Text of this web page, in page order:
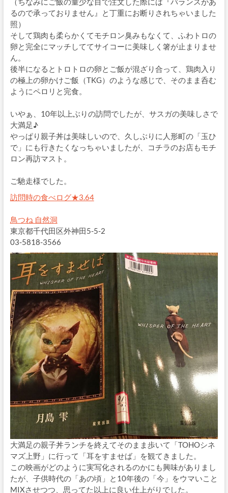
るので承っておりません』と丁重にお断りされちゃいました
照）
そして鶏肉も柔らかくてモチロン臭みもなくて、ふわトロの
卵と完全にマッチしててサイコーに美味しく箸が止まりませ
ん。
後半になるとトロトロの卵とご飯が混ざり合って、鶏肉入り
の極上の卵かけご飯（TKG）のような感じで、そのまま呑む
ようにペロリと完食。
いやぁ、10年以上ぶりの訪問でしたが、サスガの美味しさで
大満足♪
やっぱり親子丼は美味しいので、久しぶりに人形町の「玉ひ
で」にも行きたくなっちゃいましたが、コチラのお店もモチ
ロン再訪マスト。
ご馳走様でした。
訪問時の食べログ★3.64
鳥つね 自然洞
東京都千代田区外神田5-5-2
03-5818-3566
大満足の親子丼ランチを終えてそのまま歩いて「TOHOシネ
マズ上野」に行って「耳をすませば」を観てきました。
この映画がどのように実写化されるのかにも興味がありまし
たが、子供時代の「あの頃」と10年後の「今」をウマいこと
MIXさせつつ、思ってた以上に良い仕上がりでした。